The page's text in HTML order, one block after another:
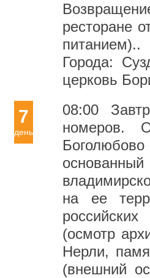
ресторане
Города:
церковь
7
день
08:00
номеров.
на ее
(осмотр
Нерли,
(внешний